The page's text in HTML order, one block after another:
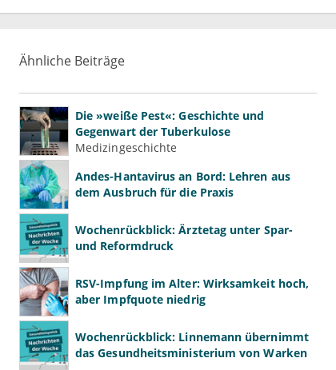
Ähnliche Beiträge
Die »weiße Pest«: Geschichte und
Gegenwart der Tuberkulose
Medizingeschichte
Andes-Hantavirus an Bord: Lehren aus
dem Ausbruch für die Praxis
Wochenrückblick: Ärztetag unter Spar-
und Reformdruck
RSV-Impfung im Alter: Wirksamkeit hoch,
aber Impfquote niedrig
Wochenrückblick: Linnemann übernimmt
das Gesundheitsministerium von Warken